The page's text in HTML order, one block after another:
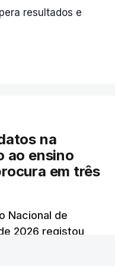
resultados e
na
ao ensino
em três
Nacional de
2026 registou